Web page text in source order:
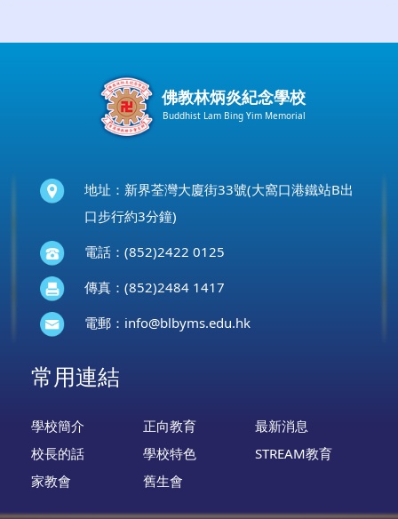
佛教林炳炎紀念學校
Buddhist Lam Bing Yim Memorial
地址：新界荃灣大廈街33號(大窩口港鐵站B出
口步行約3分鐘)
電話：(852)2422 0125
傳真：(852)2484 1417
電郵： info@blbyms.edu.hk
常用連結
學校簡介 正向教育
最新消息
校長的話
學校特色
STREAM教育
家教會
舊生會